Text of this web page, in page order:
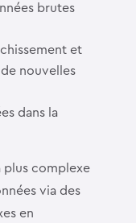
brutes
et
nouvelles
dans la
plus complexe
via des
en